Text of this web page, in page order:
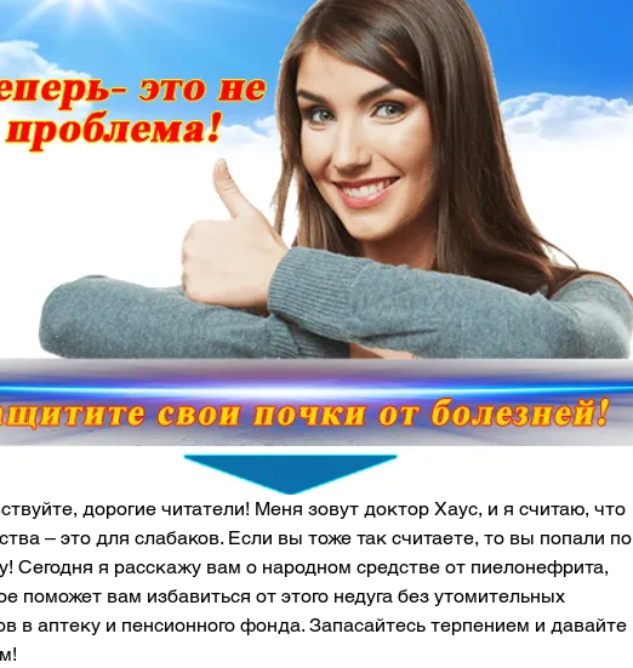
дорогие читатели! Меня зовут доктор Хаус, и я считаю, что
– это для слабаков. Если вы тоже так считаете, то вы попали по
Сегодня я расскажу вам о народном средстве от пиелонефрита,
поможет вам избавиться от этого недуга без утомительных
в аптеку и пенсионного фонда. Запасайтесь терпением и давайте